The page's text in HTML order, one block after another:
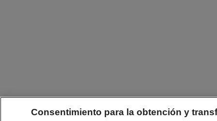
Consentimiento para la obtención y